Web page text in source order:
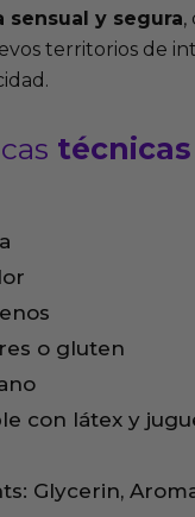
sensual y segura,
territorios de
técnicas
o gluten
con látex y
Glycerin,